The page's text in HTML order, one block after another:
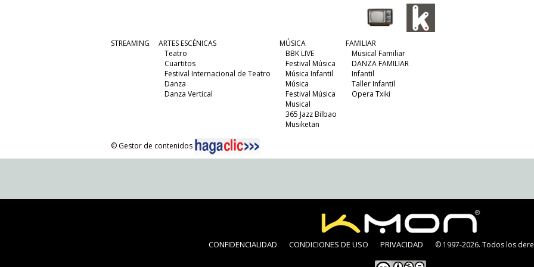
STREAMING
ARTES ESCÉNICAS
Teatro
Cuartitos
Festival Internacional de Teatro
Danza
Danza Vertical
MÚSICA
BBK LIVE
Festival Música
Música Infantil
Música
Festival Música
Musical
365 Jazz Bilbao
Musiketan
FAMILIAR
Musical Familiar
DANZA FAMILIAR
Infantil
Taller Infantil
Opera Txiki
© Gestor de contenidos
CONFIDENCIALIDAD CONDICIONES DE USO PRIVACIDAD © 1997-2026. Todos los